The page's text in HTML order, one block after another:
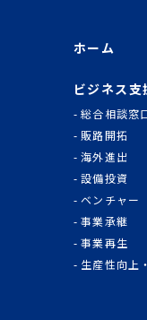
ホーム
ビジネス支
総合相談窓
販路開拓
海外進出
設備投資
ベンチャー
事業承継
事業再生
生産性向上